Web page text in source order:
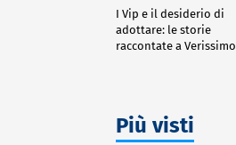
I Vip e il desiderio di
adottare: le storie
raccontate a Verissimo
Più visti